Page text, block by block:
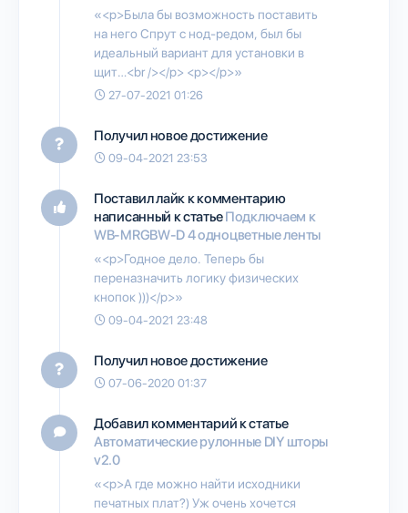
«<p>Была бы возможность поставить
на него Спрут с нод-редом, был бы
идеальный вариант для установки в
щит…<br /></p> <p></p>»
27-07-2021 01:26
Получил новое достижение
09-04-2021 23:53
Поставил лайк к комментарию
написанный к статьеПодключаем к
WB-MRGBW-D 4 одноцветные ленты
«<p>Годное дело. Теперь бы
переназначить логику физических
кнопок )))</p>»
09-04-2021 23:48
Получил новое достижение
07-06-2020 01:37
Добавил комментарий к статье
Автоматические рулонные DIY шторы
v2.0
«<p>А где можно найти исходники
печатных плат?) Уж очень хочется